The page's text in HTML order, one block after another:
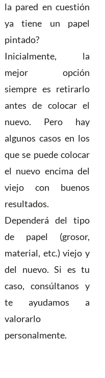
la pared en cuestión
ya tiene un papel
pintado?
Inicialmente, la
mejor opción
siempre es retirarlo
antes de colocar el
nuevo. Pero hay
algunos casos en los
que se puede colocar
el nuevo encima del
viejo con buenos
resultados.
Dependerá del tipo
de papel (grosor,
material, etc.) viejo y
del nuevo. Si es tu
caso, consúltanos y
te ayudamos a
valorarlo
personalmente.